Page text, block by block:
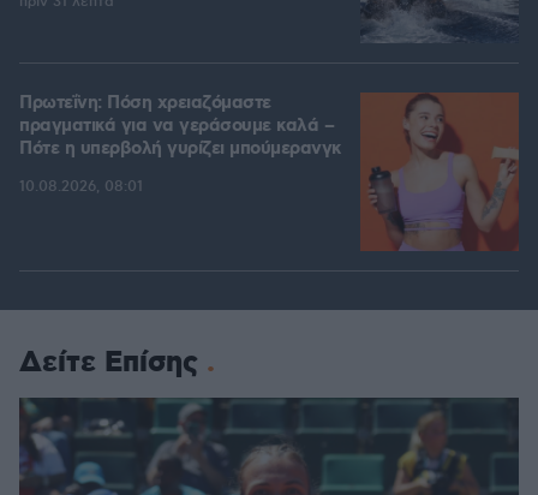
Πρωτεΐνη: Πόση χρειαζόμαστε
πραγματικά για να γεράσουμε καλά –
Πότε η υπερβολή γυρίζει μπούμερανγκ
10.08.2026, 08:01
Δείτε Επίσης